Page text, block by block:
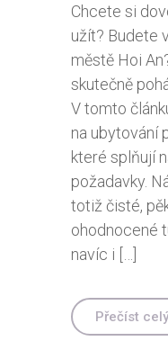
Chcete si
užít? Budete
městě Hoi
skutečně
V tomto
na ubytování
které splňují
požadavky.
totiž čisté,
ohodnocené
navíc i […]
Přečíst